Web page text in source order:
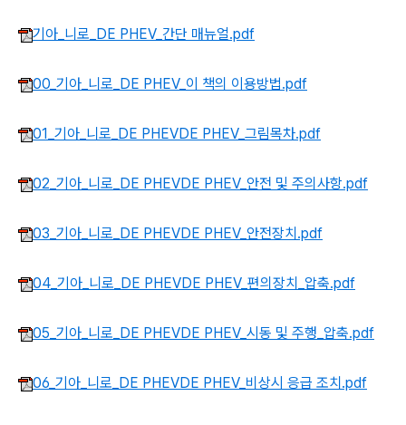
기아_니로_DE PHEV_간단 매뉴얼.pdf
00_기아_니로_DE PHEV_이 책의 이용방법.pdf
01_기아_니로_DE PHEVDE PHEV_그림목차.pdf
02_기아_니로_DE PHEVDE PHEV_안전 및 주의사항.pdf
03_기아_니로_DE PHEVDE PHEV_안전장치.pdf
04_기아_니로_DE PHEVDE PHEV_편의장치_압축.pdf
05_기아_니로_DE PHEVDE PHEV_시동 및 주행_압축.pdf
06_기아_니로_DE PHEVDE PHEV_비상시 응급 조치.pdf